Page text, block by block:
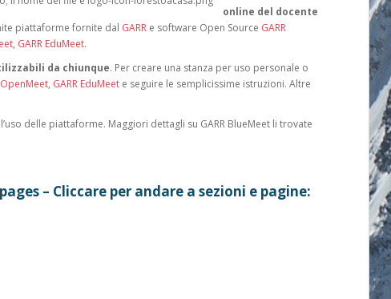
online del docente
piattaforme fornite dal GARR e software Open Source GARR
, GARR EduMeet.
da chiunque. Per creare una stanza per uso personale o
OpenMeet, GARR EduMeet e seguire le semplicissime istruzioni. Altre
delle piattaforme. Maggiori dettagli su GARR BlueMeet li trovate
– Cliccare per andare a sezioni e pagine: